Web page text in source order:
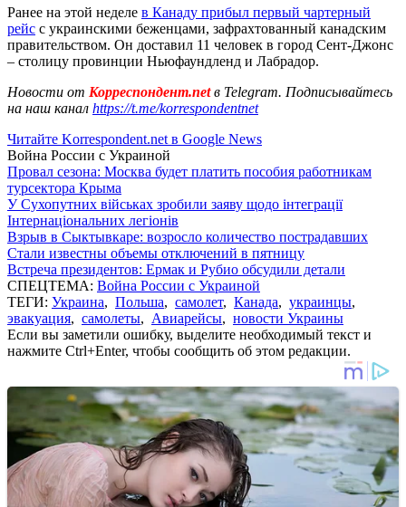
Ранее на этой неделе в Канаду прибыл первый чартерный
рейс с украинскими беженцами, зафрахтованный канадским
правительством. Он доставил 11 человек в город Сент-Джонс
– столицу провинции Ньюфаундленд и Лабрадор.
Новости от Корреспондент.netв Telegram. Подписывайтесь
на наш канал https://t.me/korrespondentnet
Читайте Korrespondent.net в Google News
Война России с Украиной
Провал сезона: Москва будет платить пособия работникам
турсектора Крыма
У Сухопутних військах зробили заяву щодо інтеграції
Інтернаціональних легіонів
Взрыв в Сыктывкаре: возросло количество пострадавших
Стали известны объемы отключений в пятницу
Встреча президентов: Ермак и Рубио обсудили детали
СПЕЦТЕМА: Война России с Украиной
ТЕГИ: Украина, Польша, самолет, Канада, украинцы,
эвакуация, самолеты, Авиарейсы, новости Украины
Если вы заметили ошибку, выделите необходимый текст и
нажмите Ctrl+Enter, чтобы сообщить об этом редакции.